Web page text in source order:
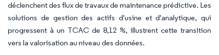
déclenchent des flux de travaux de maintenance prédictive. Les
solutions de gestion des actifs d'usine et d'analytique, qui
progressent à un TCAC de 8,12 %, illustrent cette transition
vers la valorisation au niveau des données.